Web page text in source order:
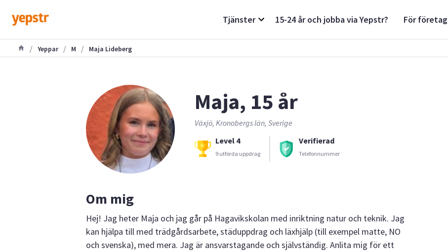
Tjänster 15-24 år och jobba via Yepstr? För företag
/ Yeppar / M / Maja Lideberg
Maja, 15 år
Växjö, Kronobergs län, Sverige
Level 4
9 utförda uppdrag
Verifierad
Telefonnummer
Om mig
Hej! Jag heter Maja och jag går på Hagavikskolan med inriktning natur och teknik. Jag
kan hjälpa till med trädgårdsarbete, städuppdrag och läxhjälp (till exempel matte, NO
och svenska), med mera. Jag är ansvarstagande och självständig. Anlita mig för ett